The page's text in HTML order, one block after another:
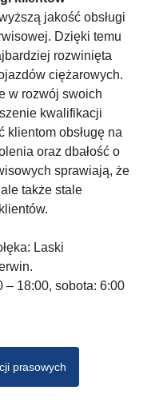
jakość obsługi
Dzięki temu
rozwinięta
ciężarowych.
w rozwój swoich
kwalifikacji
klientom obsługę na
oraz dbałość o
sprawiają, że
także stale
Laski
– 18:00, sobota: 6:00
prasowych